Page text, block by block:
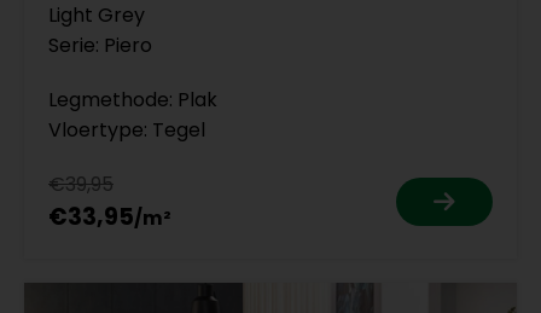
Light Grey
Serie: Piero
Legmethode: Plak
Vloertype: Tegel
€39,95
€33,95